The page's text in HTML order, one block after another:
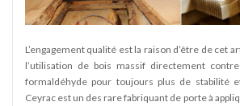
L’engagement qualité est la raison d’être de cet
l’utilisation de bois massif directement
formaldéhyde pour toujours plus de stabilité
Ceyrac est un des rare fabriquant de porte à